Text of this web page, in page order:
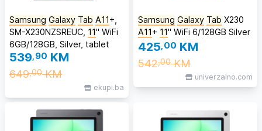
Samsung Galaxy Tab A11+,
SM-X230NZSREUC, 11'' WiFi
6GB/128GB, Silver, tablet
539,90 KM
649,00KM
ekupi.ba
Samsung Galaxy Tab X230
A11+ 11'' WiFi 6/128GB Silver
425,00 KM
542,00KM
univerzalno.com